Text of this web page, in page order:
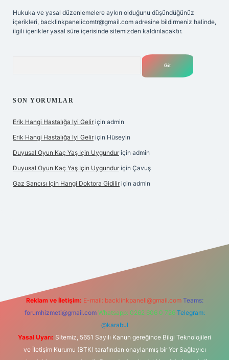
Hukuka ve yasal düzenlemelere aykırı olduğunu düşündüğünüz
içerikleri, backlinkpanelicomtr@gmail.com adresine bildirmeniz halinde,
ilgili içerikler yasal süre içerisinde sitemizden kaldırılacaktır.
SON YORUMLAR
Erik Hangi Hastalığa Iyi Gelir için admin
Erik Hangi Hastalığa Iyi Gelir için Hüseyin
Duyusal Oyun Kaç Yaş Için Uygundur için admin
Duyusal Oyun Kaç Yaş Için Uygundur için Çavuş
Gaz Sancısı Için Hangi Doktora Gidilir için admin
Reklam ve İletişim: E-mail: backlinkpaneli@gmail.com Teams:
forumhizmeti@gmail.com Whatsapp: 0262 606 0 726 Telegram:
@karabul
Yasal Uyarı: Sitemiz, 5651 Sayılı Kanun gereğince Bilgi Teknolojileri
ve İletişim Kurumu (BTK) tarafından onaylanmış bir Yer Sağlayıcı